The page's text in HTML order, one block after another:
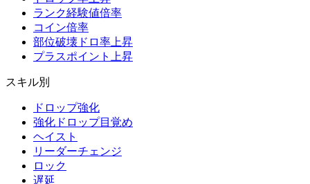
ランク経験値倍率
コイン倍率
部位破壊ドロ率上昇
プラスポイント上昇
スキル別
ドロップ強化
強化ドロップ目覚め
ヘイスト
リーダーチェンジ
ロック
遅延